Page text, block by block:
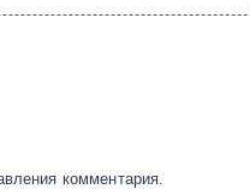
комментария.